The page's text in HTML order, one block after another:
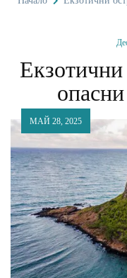
Екзотични
МАЙ 28, 2025